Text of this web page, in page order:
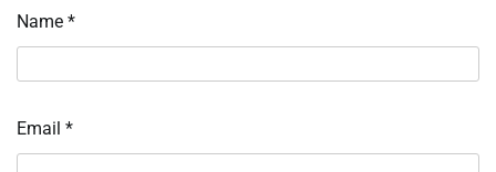
Name *
Email *